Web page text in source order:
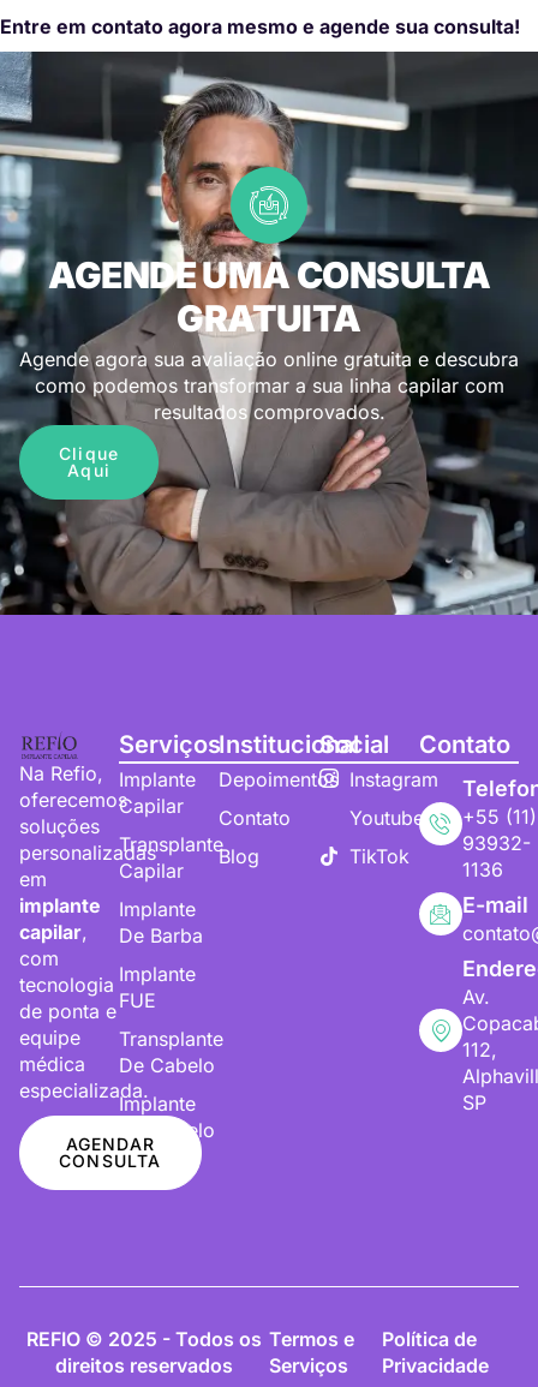
Entre em contato agora mesmo e agende sua consulta!
AGENDE UMA CONSULTA
GRATUITA
Agende agora sua avaliação online gratuita e descubra
como podemos transformar a sua linha capilar com
resultados comprovados.
Clique
Aqui
Na Refio,
oferecemos
soluções
personalizadas
em
implante
capilar,
com
tecnologia
de ponta e
equipe
médica
especializada.
AGENDAR
CONSULTA
Serviços
Implante
Capilar
Transplante
Capilar
Implante
De Barba
Implante
FUE
Transplante
De Cabelo
Implante
De Cabelo
Institucional
Depoimentos
Contato
Blog
Social
Instagram
Youtube
TikTok
Contato
+55 (11)
93932-
1136
E-mail
Av.
112,
SP
REFIO © 2025 - Todos os
direitos reservados
Termos e
Serviços
Política de
Privacidade